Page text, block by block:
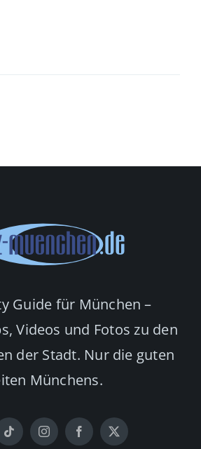
Guide für München –
Videos und Fotos zu den
der Stadt. Nur die guten
Münchens.